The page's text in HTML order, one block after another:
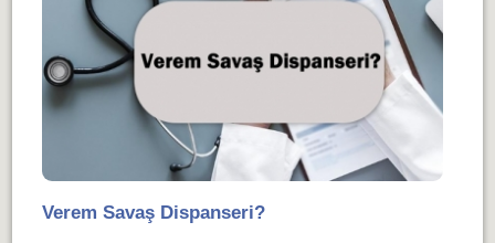
Verem Savaş Dispanseri?